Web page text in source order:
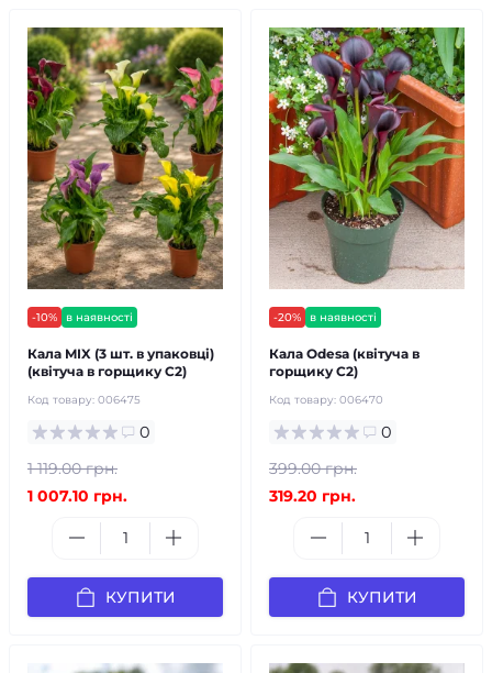
-10% в наявності
Кала MIX (3 шт. в упаковці)
(квітуча в горщику С2)
Код товару: 006475
0
1 119.00 грн.
1 007.10 грн.
КУПИТИ
-20% в наявності
Кала Odesa (квітуча в
горщику С2)
Код товару: 006470
0
399.00 грн.
319.20 грн.
КУПИТИ